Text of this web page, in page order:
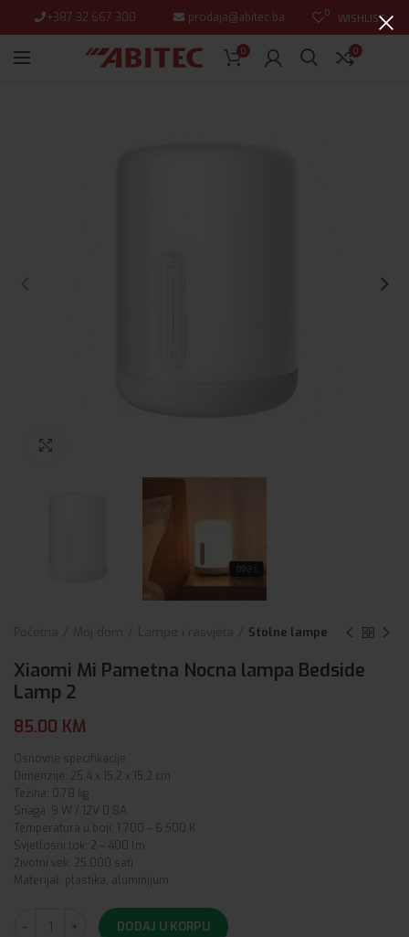
+387 32 667 300 prodaja@abitec.ba 0 WISHLIST
0 0
Stolne lampe
Xiaomi Mi Pametna Nocna lampa Bedside
Lamp 2
85.00 KM
Osnovne specifikacije
Dimenzije: 25,4 x 15,2 x 15,2 cm
Težina: 0,78 kg
Snaga: 9 W / 12V 0.8A
Temperatura u boji: 1 700 – 6 500 K
Svjetlosni tok: 2 – 400 lm
Životni vek: 25.000 sati
Materijal: plastika, aluminijum
DODAJ U KORPU